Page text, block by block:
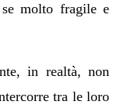
molto fragile e
in realtà, non
tra le loro